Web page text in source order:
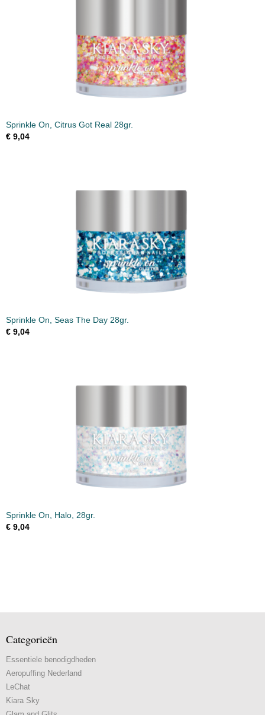
Sprinkle On, Citrus Got Real 28gr.
€ 9,04
Sprinkle On, Seas The Day 28gr.
€ 9,04
Sprinkle On, Halo, 28gr.
€ 9,04
Categorieën
Essentiele benodigdheden
Aeropuffing Nederland
LeChat
Kiara Sky